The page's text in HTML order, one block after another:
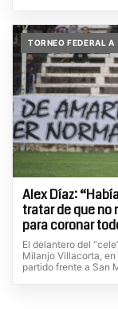
TORNEO FEDERAL A
Alex Díaz:
tratar de que no
para coronar
El delantero del
Milanjo Villacorta,
partido frente a San